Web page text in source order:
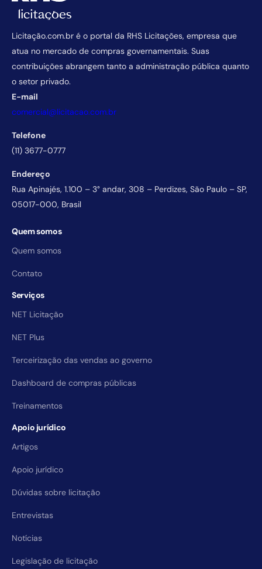
Licitação.com.br é o portal da RHS Licitações, empresa que
atua no mercado de compras governamentais. Suas
contribuições abrangem tanto a administração pública quanto
o setor privado.
E-mail
comercial@licitacao.com.br
Telefone
(11) 3677-0777
Endereço
Rua Apinajés, 1.100 – 3° andar, 308 – Perdizes, São Paulo – SP,
05017-000, Brasil
Quem somos
Quem somos
Contato
Serviços
NET Licitação
NET Plus
Terceirização das vendas ao governo
Dashboard de compras públicas
Treinamentos
Apoio jurídico
Artigos
Apoio jurídico
Dúvidas sobre licitação
Entrevistas
Notícias
Legislação de licitação